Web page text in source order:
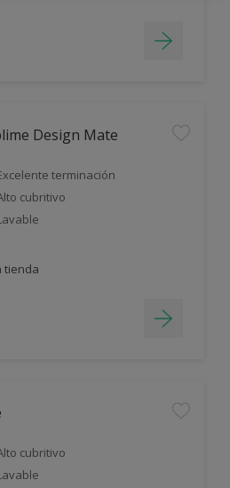
Design Mate
terminación
cubritivo
tienda
cubritivo